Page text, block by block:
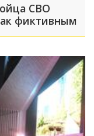
СВО
фиктивным